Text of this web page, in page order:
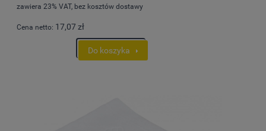
zawiera 23% VAT, bez kosztów dostawy
Cena netto: 17,07 zł
Do koszyka